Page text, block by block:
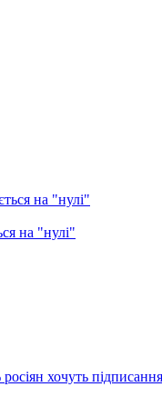
на "нулі"
хочуть